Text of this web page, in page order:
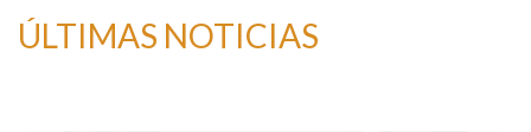
ÚLTIMAS NOTICIAS